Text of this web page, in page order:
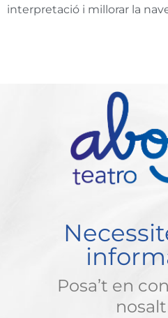
interpretació i millorar la
Posa’t en